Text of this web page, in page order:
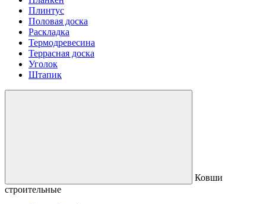
Плинтус
Половая доска
Раскладка
Термодревесина
Террасная доска
Уголок
Штапик
Ковши
строительные